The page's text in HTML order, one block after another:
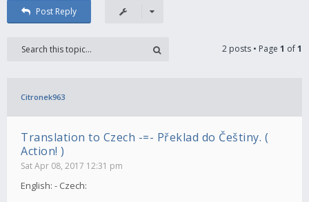
Post Reply
2 posts • Page 1 of1
Citronek963
Translation to Czech -=- Překlad do Češtiny. (
Action! )
Sat Apr 08, 2017 12:31 pm
English: - Czech: